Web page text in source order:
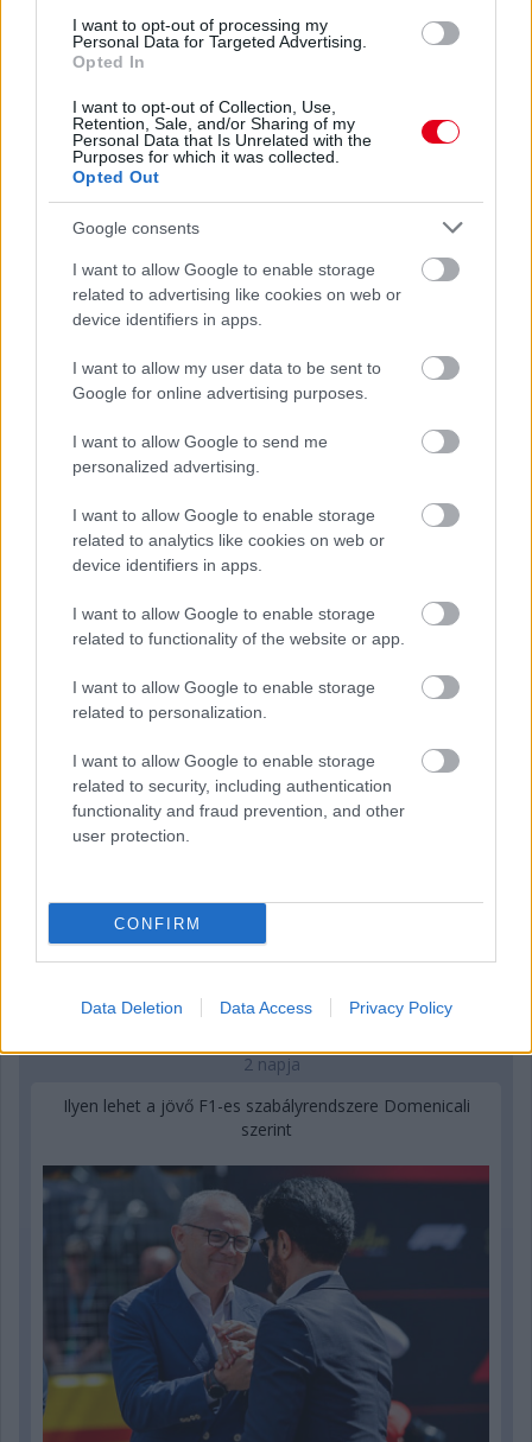
I want to opt-out of processing my
Personal Data for Targeted Advertising.
Opted In
I want to opt-out of Collection, Use,
Retention, Sale, and/or Sharing of my
Personal Data that Is Unrelated with the
Purposes for which it was collected.
Opted Out
Google consents
I want to allow Google to enable storage
related to advertising like cookies on web or
device identifiers in apps.
I want to allow my user data to be sent to
Google for online advertising purposes.
I want to allow Google to send me
personalized advertising.
I want to allow Google to enable storage
related to analytics like cookies on web or
device identifiers in apps.
I want to allow Google to enable storage
related to functionality of the website or app.
I want to allow Google to enable storage
related to personalization.
I want to allow Google to enable storage
related to security, including authentication
functionality and fraud prevention, and other
user protection.
CONFIRM
Data Deletion Data Access Privacy Policy
1 napja
McLarennél, nem borítaná fel Verstappenért
1 napja
Malajziában
2 napja
Ilyen lehet a jövő F1-es szabályrendszere Domenicali
szerint